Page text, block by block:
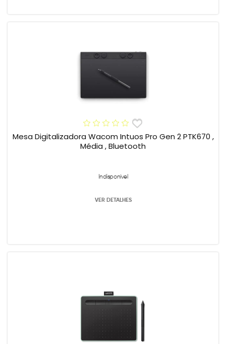
Mesa Digitalizadora Wacom Intuos Pro Gen 2 PTK670 ,
Média , Bluetooth
Indisponível
VER DETALHES